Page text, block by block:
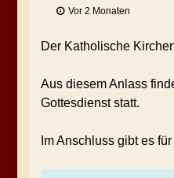
Vor 2 Monaten
Der Katholische
Aus diesem Anlass
Gottesdienst statt.
Im Anschluss gibt es